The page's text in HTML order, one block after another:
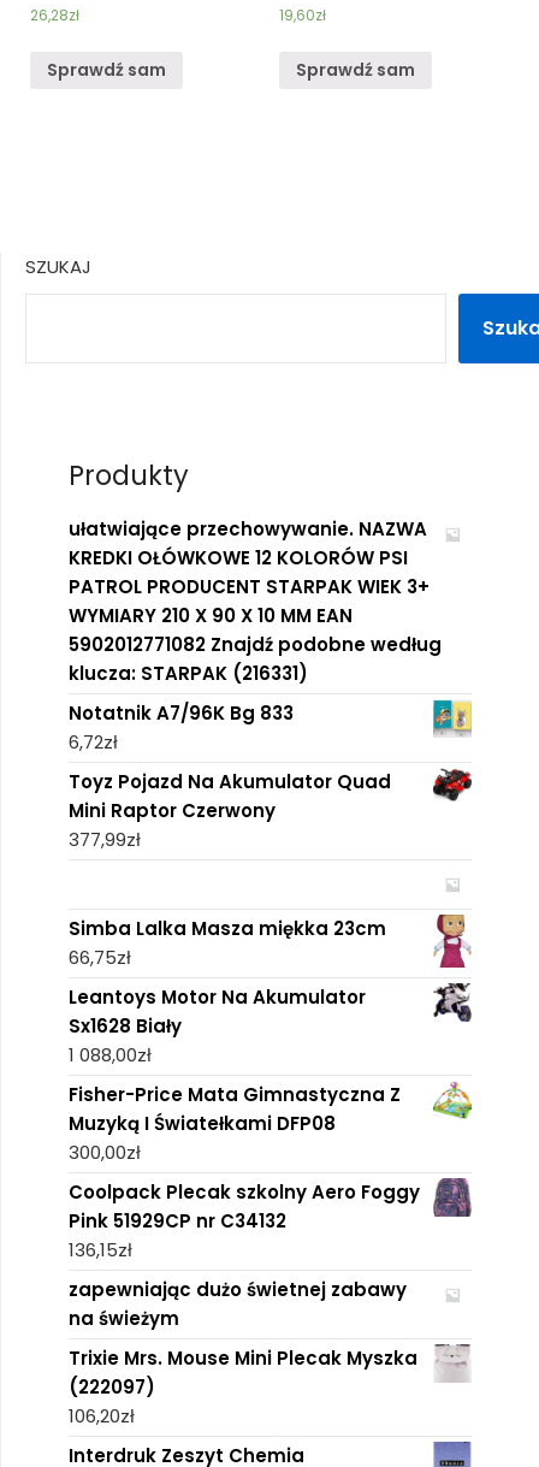
26,28zł
Sprawdź sam
19,60zł
Sprawdź sam
SZUKAJ
Produkty
ułatwiające przechowywanie. NAZWA
KREDKI OŁÓWKOWE 12 KOLORÓW PSI
PATROL PRODUCENT STARPAK WIEK 3+
WYMIARY 210 X 90 X 10 MM EAN
5902012771082 Znajdź podobne według
klucza: STARPAK (216331)
Notatnik A7/96K Bg 833
6,72zł
Toyz Pojazd Na Akumulator Quad
Mini Raptor Czerwony
377,99zł
Simba Lalka Masza miękka 23cm
66,75zł
Leantoys Motor Na Akumulator
Sx1628 Biały
1 088,00zł
Fisher-Price Mata Gimnastyczna Z
Muzyką I Światełkami DFP08
300,00zł
Coolpack Plecak szkolny Aero Foggy
Pink 51929CP nr C34132
136,15zł
zapewniając dużo świetnej zabawy
na świeżym
Trixie Mrs. Mouse Mini Plecak Myszka
(222097)
106,20zł
Interdruk Zeszyt Chemia